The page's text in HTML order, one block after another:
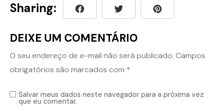
Sharing:
DEIXE UM COMENTÁRIO
O seu endereço de e-mail não será publicado. Campos
obrigatórios são marcados com *
Salvar meus dados neste navegador para a próxima vez
que eu comentar.